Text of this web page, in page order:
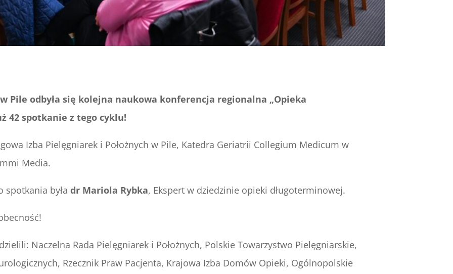
Pile odbyła się kolejna naukowa konferencja regionalna „Opieka
42 spotkanie z tego cyklu!
Izba Pielęgniarek i Położnych w Pile, Katedra Geriatrii Collegium Medicum w
Media.
spotkania była dr Mariola Rybka, Ekspert w dziedzinie opieki długoterminowej.
Naczelna Rada Pielęgniarek i Położnych, Polskie Towarzystwo Pielęgniarskie,
Rzecznik Praw Pacjenta, Krajowa Izba Domów Opieki, Ogólnopolskie